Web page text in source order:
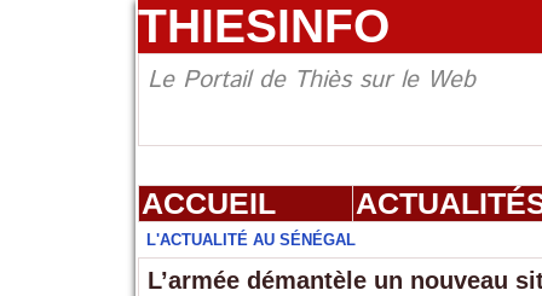
THIESINFO
Le Portail de Thiès sur le Web
ACCUEIL
L'ACTUALITÉ AU SÉNÉGAL
L’armée démantèle un nouveau